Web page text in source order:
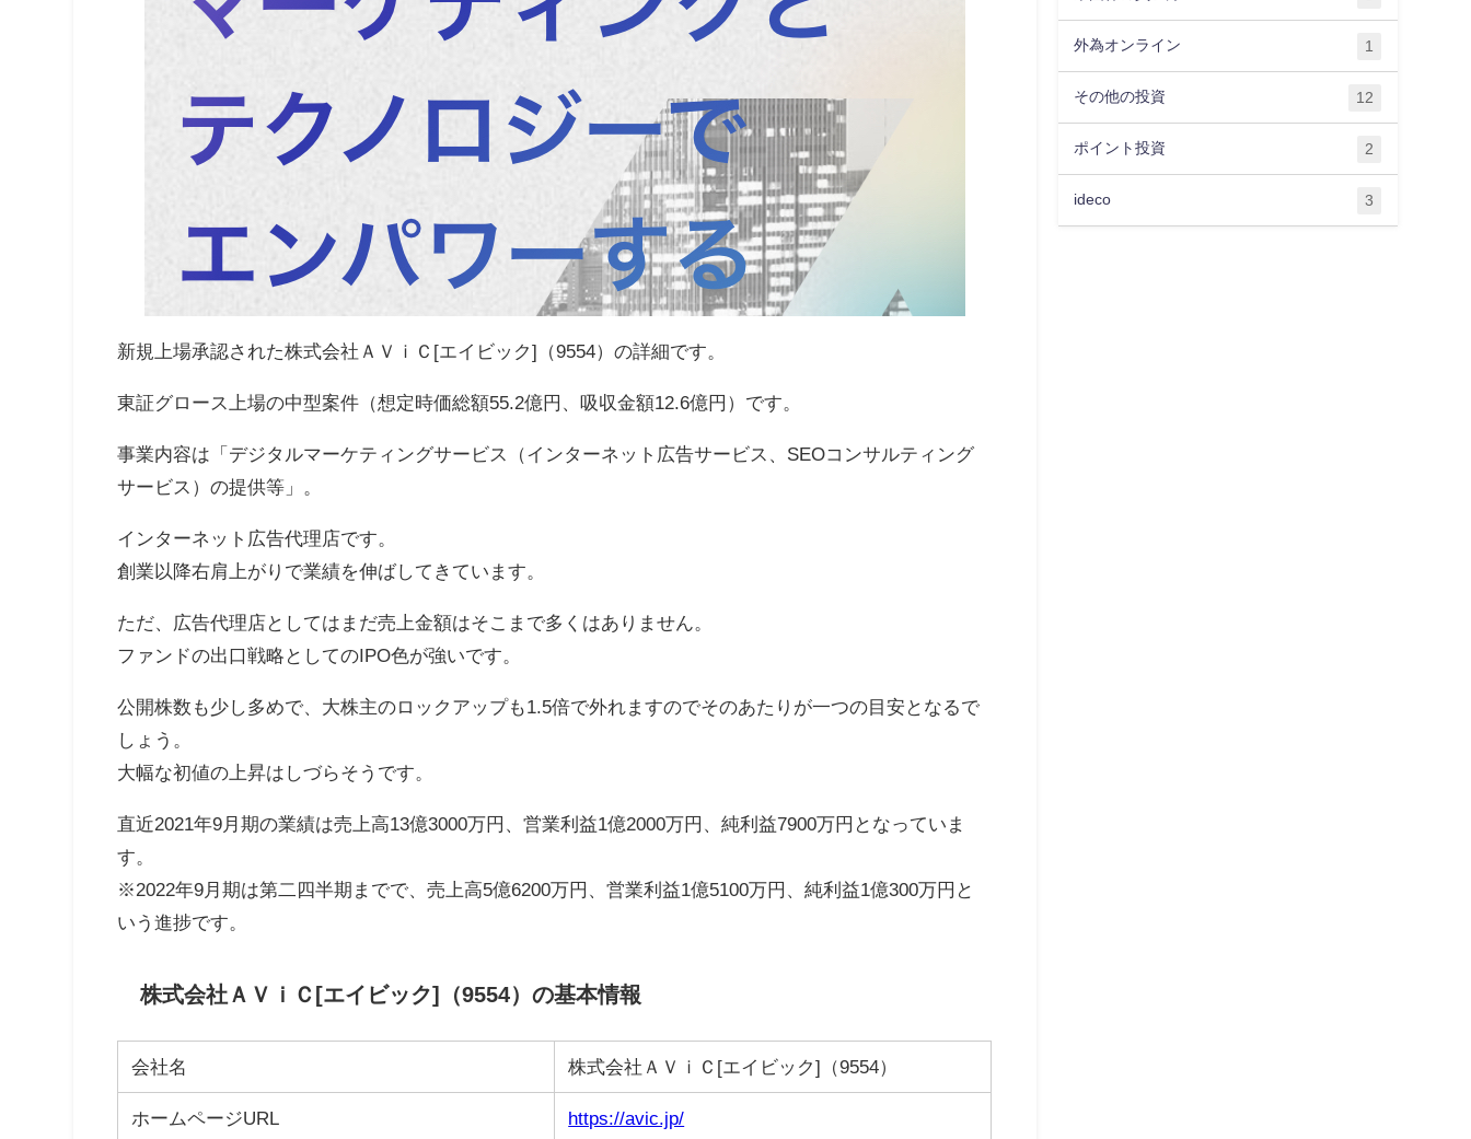
新規上場承認された株式会社ＡＶｉＣ[エイビック]（9554）の詳細です。
東証グロース上場の中型案件（想定時価総額55.2億円、吸収金額12.6億円）です。
事業内容は「デジタルマーケティングサービス（インターネット広告サービス、SEOコンサルティング
サービス）の提供等」。
インターネット広告代理店です。
創業以降右肩上がりで業績を伸ばしてきています。
ただ、広告代理店としてはまだ売上金額はそこまで多くはありません。
ファンドの出口戦略としてのIPO色が強いです。
公開株数も少し多めで、大株主のロックアップも1.5倍で外れますのでそのあたりが一つの目安となるで
しょう。
大幅な初値の上昇はしづらそうです。
直近2021年9月期の業績は売上高13億3000万円、営業利益1億2000万円、純利益7900万円となっていま
す。
※2022年9月期は第二四半期までで、売上高5億6200万円、営業利益1億5100万円、純利益1億300万円と
いう進捗です。
株式会社ＡＶｉＣ[エイビック]（9554）の基本情報
会社名 株式会社ＡＶｉＣ[エイビック]（9554）
ホームページURL https://avic.jp/
外為オンライン 1
その他の投資 12
ポイント投資 2
ideco 3